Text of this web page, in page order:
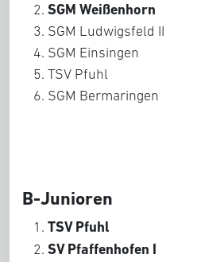
SGM Weißenhorn
SGM Ludwigsfeld II
SGM Einsingen
TSV Pfuhl
SGM Bermaringen
B-Junioren
TSV Pfuhl
SV Pfaffenhofen I